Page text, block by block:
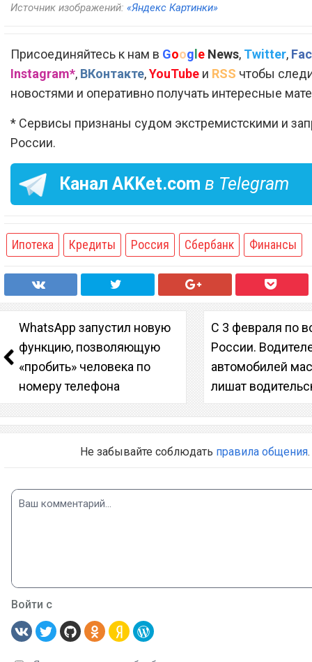
Источник изображений: «Яндекс Картинки»
Присоединяйтесь к нам в Google News, Twitter,
Instagram*, ВКонтакте,YouTube и RSS чтобы
новостями и оперативно получать интересные
* Сервисы признаны судом экстремистскими и
России.
Канал AKKet.com в Telegram
Ипотека Кредиты Россия Сбербанк Финансы
WhatsApp запустил новую
функцию, позволяющую
«пробить» человека по
номеру телефона
С 3 февраля по
России.
автомобилей
лишат
Не забывайте соблюдать правила общения.
Войти с